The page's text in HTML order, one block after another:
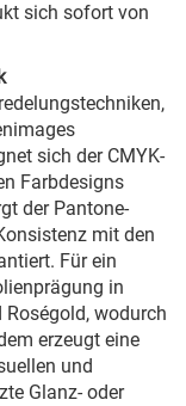
sich sofort von
sich der CMYK-
Farbdesigns
der Pantone-
mit den
Für ein
in
Roségold, wodurch
erzeugt eine
und
Glanz- oder